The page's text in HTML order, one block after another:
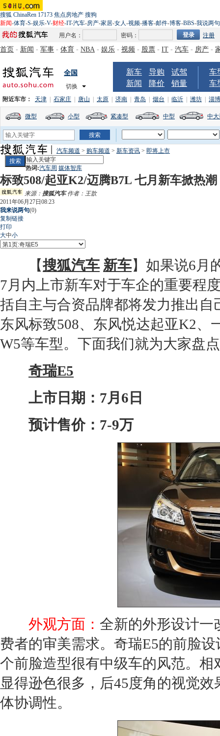
搜狐 ChinaRen 17173 焦点房地产 搜狗
新闻-体育-S-娱乐-V-财经-IT-汽车-房产-家居-女人-视频-播客-邮件-博客-BBS-我说两句
用户名：
密码： 注册
首页 - 新闻 - 军事 - 体育 - NBA - 娱乐 - 视频 - 股票 - IT - 汽车 - 房产 -
全国
切换
新车 导购
试驾
新闻
降价 销量
车
车
附近车市： 天津 石家庄 唐山 太原 济南 青岛 烟台 临沂 潍坊 淄博
微型 小型 紧凑型 中型 中
汽车频道 > 购车频道 > 新车资讯 > 即将上市
热词:汽车周 媒体智库
标致508/起亚K2/迈腾B7L 七月新车掀热潮
来源： 搜狐汽车作者：王歆
2011年06月27日08:23
我来说两句(0)
复制链接
打印
大中小
【搜狐汽车 新车】如果说6月
7月内上市新车对于车企的重要程
括自主与合资品牌都将发力推出
东风标致508、东风悦达起亚K2、
W5等车型。下面我们就为大家盘
奇瑞E5
上市日期：7月6日
预计售价：7-9万
外观方面： 全新的外形设计一
费者的审美需求。 奇瑞E5的前脸
个前脸造型很有中级车的风范。相
显得逊色很多，后45度角的视觉
体协调性。